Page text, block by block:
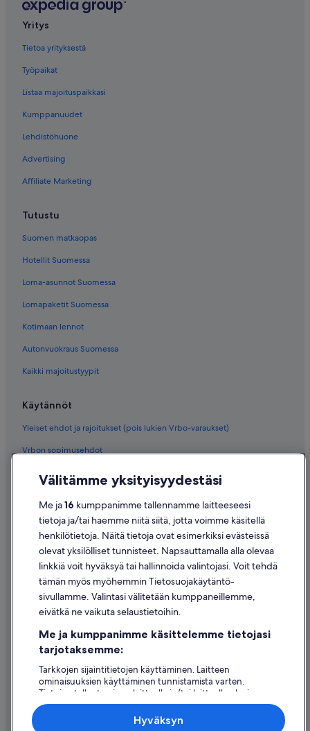
Yritys
Tietoa yrityksestä
Työpaikat
Listaa majoituspaikkasi
Kumppanuudet
Lehdistöhuone
Advertising
Affiliate Marketing
Tutustu
Suomen matkaopas
Hotellit Suomessa
Loma-asunnot Suomessa
Lomapaketit Suomessa
Kotimaan lennot
Autonvuokraus Suomessa
Kaikki majoitustyypit
Käytännöt
Yleiset ehdot ja rajoitukset (pois lukien Vrbo-varaukset)
Vrbon sopimusehdot
Evästeet
Käyttöehdot
Oikeudelliset tiedot / ota meihin yhteyttä
Sisältövaatimukset ja ilmoituksen tekeminen sisällöstä
Tuki
Ota yhteyttä
Hyvityksen hakeminen ja aikarajat
Varaa lento lentoyhtiön hyvityskupongeilla
Välitämme yksityisyydestäsi
Me ja16 kumppanimme tallennamme laitteeseesi
tietoja ja/tai haemme niitä siitä, jotta voimme käsitellä
henkilötietoja. Näitä tietoja ovat esimerkiksi evästeissä
olevat yksilölliset tunnisteet. Napsauttamalla alla olevaa
linkkiä voit hyväksyä tai hallinnoida valintojasi. Voit tehdä
tämän myös myöhemmin Tietosuojakäytäntö-
sivullamme. Valintasi välitetään kumppaneillemme,
eivätkä ne vaikuta selaustietoihin.
Me ja kumppanimme käsittelemme tietojasi
tarjotaksemme:
Tarkkojen sijaintitietojen käyttäminen. Laitteen
ominaisuuksien käyttäminen tunnistamista varten.
Tietojen tallentaminen laitteelle ja/tai laitteella olevien
tietojen käyttö. Kohdennettu mainonta ja personoitu
sisältö, mainonnan ja sisällön mittaus, yleisötutkimus ja
Hyväksyn